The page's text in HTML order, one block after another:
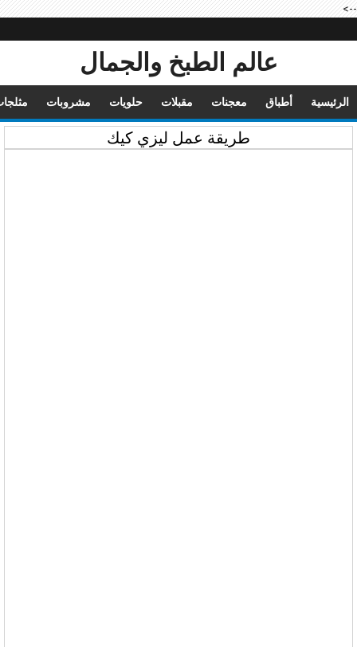
-->
عالم الطبخ والجمال
الرئيسية أطباق معجنات مقبلات حلويات مشروبات
طريقة عمل ليزي كيك